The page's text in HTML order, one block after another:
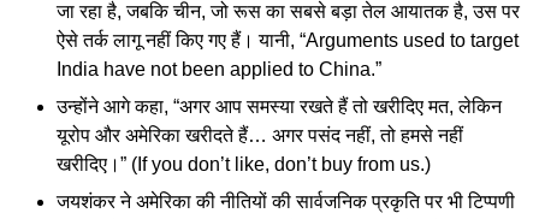
जा रहा है, जबकि चीन, जो रूस का सबसे बड़ा तेल आयातक है, उस पर
ऐसे तर्क लागू नहीं किए गए हैं। यानी, “Arguments used to target
India have not been applied to China.”
उन्होंने आगे कहा, “अगर आप समस्या रखते हैं तो खरीदिए मत, लेकिन
यूरोप और अमेरिका खरीदते हैं… अगर पसंद नहीं, तो हमसे नहीं
खरीदिए।” (If you don’t like, don’t buy from us.)
जयशंकर ने अमेरिका की नीतियों की सार्वजनिक प्रकृति पर भी टिप्पणी